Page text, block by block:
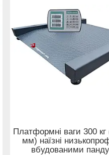
Платформні ваги 300 кг
мм) наїзні
вбудованими